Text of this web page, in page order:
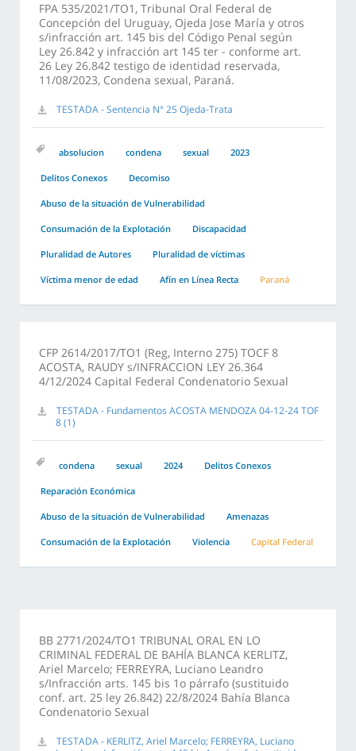
FPA 535/2021/TO1, Tribunal Oral Federal de
Concepción del Uruguay, Ojeda Jose María y otros
s/infracción art. 145 bis del Código Penal según
Ley 26.842 y infracción art 145 ter - conforme art.
26 Ley 26.842 testigo de identidad reservada,
11/08/2023, Condena sexual, Paraná.
TESTADA - Sentencia N° 25 Ojeda-Trata
absolucion condena sexual 2023
Delitos Conexos Decomiso
Abuso de la situación de Vulnerabilidad
Consumación de la Explotación Discapacidad
Pluralidad de Autores Pluralidad de víctimas
Víctima menor de edad Afín en Línea Recta Paraná
CFP 2614/2017/TO1 (Reg, Interno 275) TOCF 8
ACOSTA, RAUDY s/INFRACCION LEY 26.364
4/12/2024 Capital Federal Condenatorio Sexual
TESTADA - Fundamentos ACOSTA MENDOZA 04-12-24 TOF
8 (1)
condena sexual 2024 Delitos Conexos
Reparación Económica
Abuso de la situación de Vulnerabilidad Amenazas
Consumación de la Explotación Violencia Capital Federal
BB 2771/2024/TO1 TRIBUNAL ORAL EN LO
CRIMINAL FEDERAL DE BAHÍA BLANCA KERLITZ,
Ariel Marcelo; FERREYRA, Luciano Leandro
s/Infracción arts. 145 bis 1o párrafo (sustituido
conf. art. 25 ley 26.842) 22/8/2024 Bahía Blanca
Condenatorio Sexual
TESTADA - KERLITZ, Ariel Marcelo; FERREYRA, Luciano